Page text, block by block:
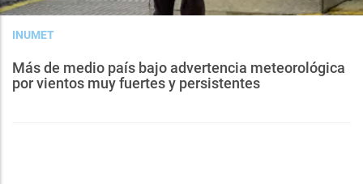
INUMET
Más de medio país bajo advertencia meteorológica
por vientos muy fuertes y persistentes